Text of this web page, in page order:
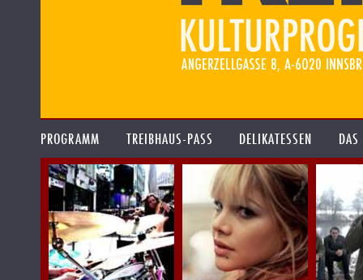
PROGRAMM TREIBHAUS-PASS DELIKATESSEN